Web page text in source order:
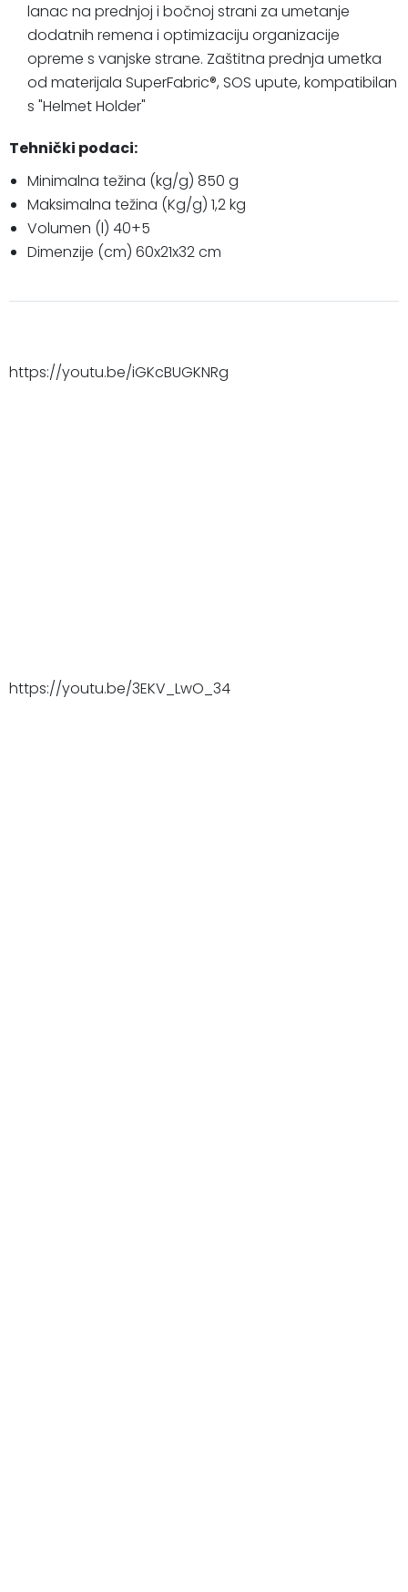
lanac na prednjoj i bočnoj strani za umetanje
dodatnih remena i optimizaciju organizacije
opreme s vanjske strane. Zaštitna prednja umetka
od materijala SuperFabric®, SOS upute, kompatibilan
s "Helmet Holder"
Tehnički podaci:
Minimalna težina (kg/g) 850 g
Maksimalna težina (Kg/g) 1,2 kg
Volumen (l) 40+5
Dimenzije (cm) 60x21x32 cm
https://youtu.be/iGKcBUGKNRg
https://youtu.be/3EKV_LwO_34